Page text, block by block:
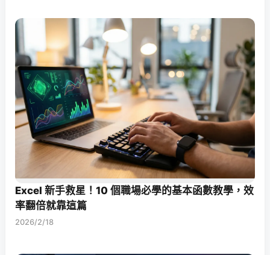
Excel 新手救星！10 個職場必學的基本函數教學，效
率翻倍就靠這篇
2026/2/18